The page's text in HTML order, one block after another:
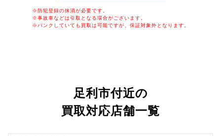
※防犯登録の抹消が必要です。
※事故車などは引取となる場合がございます。
※パンクしていても買取は可能ですが、保証対象外となります。
足利市付近の
買取対応店舗一覧